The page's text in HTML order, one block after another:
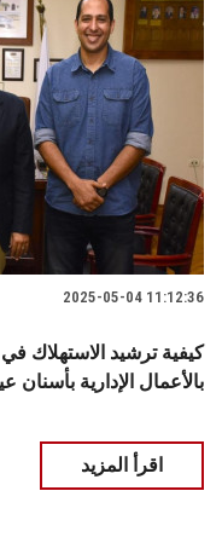
2025-05-04 11:12:36
كيفية ترشيد الاستهلاك
بالأعمال الإدارية
اقرأ المزيد